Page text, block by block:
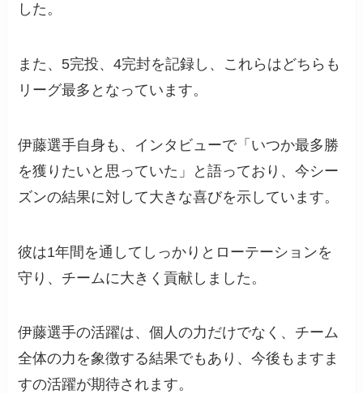
した。
また、5完投、4完封を記録し、これらはどちらも
リーグ最多となっています。
伊藤選手自身も、インタビューで「いつか最多勝
を獲りたいと思っていた」と語っており、今シー
ズンの結果に対して大きな喜びを示しています。
彼は1年間を通してしっかりとローテーションを
守り、チームに大きく貢献しました。
伊藤選手の活躍は、個人の力だけでなく、チーム
全体の力を象徴する結果でもあり、今後もますま
すの活躍が期待されます。